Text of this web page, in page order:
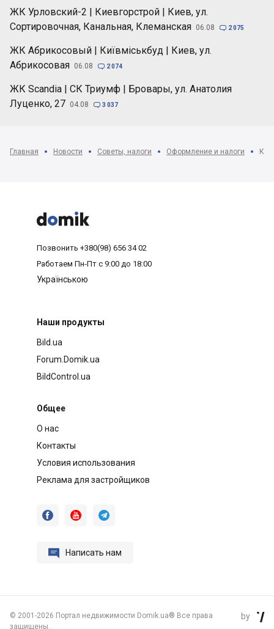
ЖК Урловский-2 | Киевгорстрой | Киев, ул.
Сортировочная, Канальная, Клеманская 06.08  2 075
ЖК Абрикосовый | Київміськбуд | Киев, ул.
Абрикосовая 06.08  2 074
ЖК Scandia | СК Триумф | Бровары, ул. Анатолия
Луценко, 27 04.08  3 037
Главная Новости Советы, налоги Оформление и налоги Как



Позвонить +380(98) 656 34 02
Работаем Пн-Пт с 9:00 до 18:00
Українською
Наши продукты
Bild.ua
Forum.Domik.ua
BildControl.ua
Общее
О нас
Контакты
Условия использования
Реклама для застройщиков
  
 Написать нам
© 2001-2026 Портал недвижимости Domik.ua® Все права
защищены.
by 